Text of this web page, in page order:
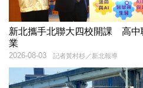
新北攜手北聯大四校開課 高中
業
記者黃村杉／新北報導
2026-08-03